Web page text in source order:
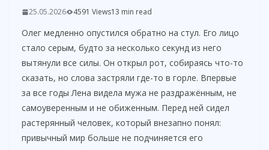
25.05.2026 4591 Views13 min read
Олег медленно опустился обратно на стул. Его лицо
стало серым, будто за несколько секунд из него
вытянули все силы. Он открыл рот, собираясь что-то
сказать, но слова застряли где-то в горле. Впервые
за все годы Лена видела мужа не раздражённым, не
самоуверенным и не обиженным. Перед ней сидел
растерянный человек, который внезапно понял:
привычный мир больше не подчиняется его